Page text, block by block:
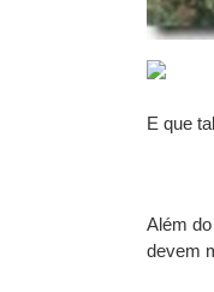
E que
Além
devem